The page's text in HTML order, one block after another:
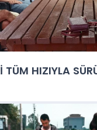
TÜM HIZIYLA